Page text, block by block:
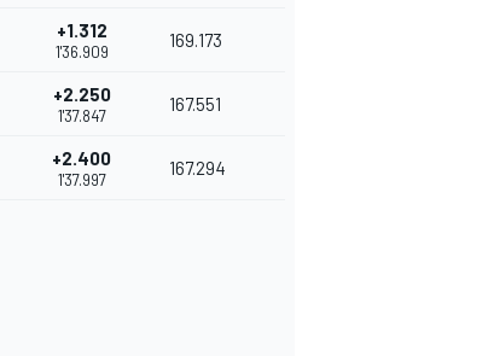
+1.312
1'36.909
169.173
+2.250
1'37.847
167.551
+2.400
1'37.997
167.294